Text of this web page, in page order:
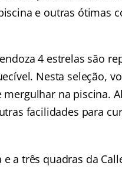
e outras ótimas
4 estrelas são
Nesta seleção,
na piscina.
facilidades para
e a três quadras da